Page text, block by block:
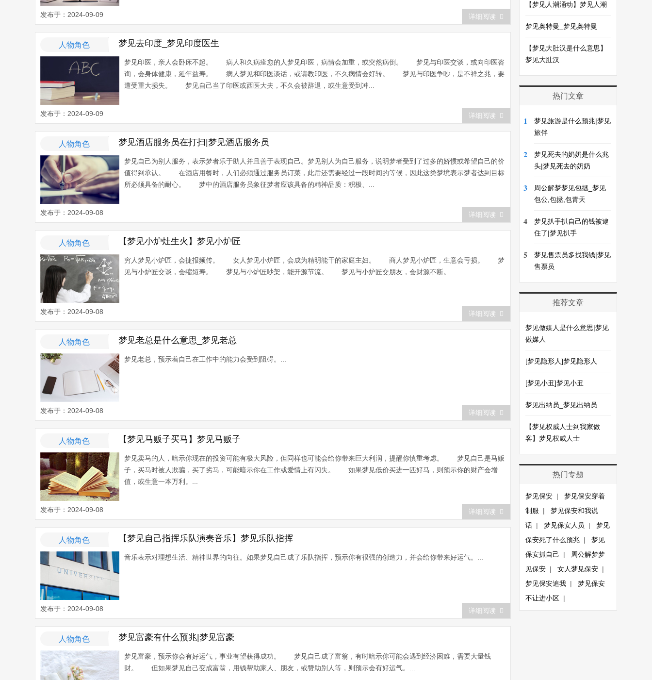
发布于：2024-09-09 详细阅读
人物角色 梦见去印度_梦见印度医生
梦见印医，亲人会卧床不起。 病人和久病痊愈的人梦见印医，病情会加重，或突然病倒。 梦见与印医交谈，或向印医咨
询，会身体健康，延年益寿。 病人梦见和印医谈话，或请教印医，不久病情会好转。 梦见与印医争吵，是不祥之兆，要
遭受重大损失。 梦见自己当了印医或西医大夫，不久会被辞退，或生意受到冲...
发布于：2024-09-09 详细阅读
人物角色 梦见酒店服务员在打扫|梦见酒店服务员
梦见自己为别人服务，表示梦者乐于助人并且善于表现自己。梦见别人为自己服务，说明梦者受到了过多的娇惯或希望自己的价
值得到承认。 在酒店用餐时，人们必须通过服务员订菜，此后还需要经过一段时间的等候，因此这类梦境表示梦者达到目标
所必须具备的耐心。 梦中的酒店服务员象征梦者应该具备的精神品质：积极、...
发布于：2024-09-08 详细阅读
人物角色 【梦见小炉灶生火】梦见小炉匠
穷人梦见小炉匠，会捷报频传。 女人梦见小炉匠，会成为精明能干的家庭主妇。 商人梦见小炉匠，生意会亏损。 梦
见与小炉匠交谈，会缩短寿。 梦见与小炉匠吵架，能开源节流。 梦见与小炉匠交朋友，会财源不断。...
发布于：2024-09-08 详细阅读
人物角色 梦见老总是什么意思_梦见老总
梦见老总，预示着自己在工作中的能力会受到阻碍。...
发布于：2024-09-08 详细阅读
人物角色 【梦见马贩子买马】梦见马贩子
梦见卖马的人，暗示你现在的投资可能有极大风险，但同样也可能会给你带来巨大利润，提醒你慎重考虑。 梦见自己是马贩
子，买马时被人欺骗，买了劣马，可能暗示你在工作或爱情上有闪失。 如果梦见低价买进一匹好马，则预示你的财产会增
值，或生意一本万利。...
发布于：2024-09-08 详细阅读
人物角色 【梦见自己指挥乐队演奏音乐】梦见乐队指挥
音乐表示对理想生活、精神世界的向往。如果梦见自己成了乐队指挥，预示你有很强的创造力，并会给你带来好运气。...
发布于：2024-09-08 详细阅读
人物角色 梦见富豪有什么预兆|梦见富豪
梦见富豪，预示你会有好运气，事业有望获得成功。 梦见自己成了富翁，有时暗示你可能会遇到经济困难，需要大量钱
财。 但如果梦见自己变成富翁，用钱帮助家人、朋友，或赞助别人等，则预示会有好运气。...
【梦见人潮涌动】梦见人潮
梦见奥特曼_梦见奥特曼
【梦见大肚汉是什么意思】
梦见大肚汉
热门文章
1
梦见旅游是什么预兆|梦见
旅伴
2
梦见死去的奶奶是什么兆
头|梦见死去的奶奶
3
周公解梦梦见包拯_梦见
包公,包拯,包青天
4
梦见扒手扒自己的钱被逮
住了|梦见扒手
5
梦见售票员多找我钱|梦见
售票员
推荐文章
梦见做媒人是什么意思|梦见
做媒人
[梦见隐形人]梦见隐形人
[梦见小丑]梦见小丑
梦见出纳员_梦见出纳员
【梦见权威人士到我家做
客】梦见权威人士
热门专题
梦见保安 | 梦见保安穿着
制服 | 梦见保安和我说
话 | 梦见保安人员 | 梦见
保安死了什么预兆 | 梦见
保安抓自己 |
周公解梦梦
见保安 | 女人梦见保安 |
梦见保安追我 | 梦见保安
不让进小区 |